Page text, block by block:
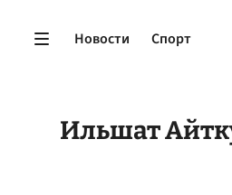
Новости Спорт
Ильшат